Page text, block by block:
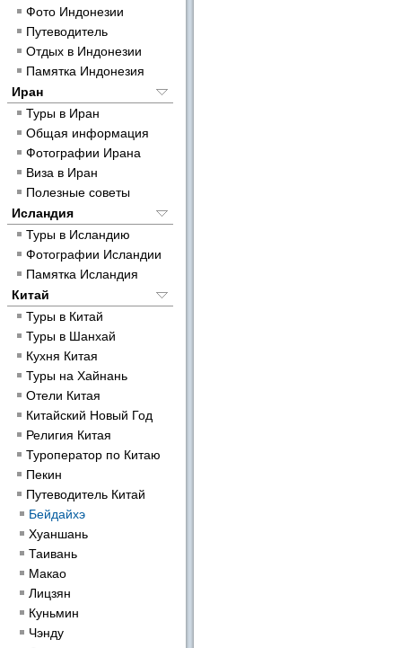
Фото Индонезии
Путеводитель
Отдых в Индонезии
Памятка Индонезия
Иран
Туры в Иран
Общая информация
Фотографии Ирана
Виза в Иран
Полезные советы
Исландия
Туры в Исландию
Фотографии Исландии
Памятка Исландия
Китай
Туры в Китай
Туры в Шанхай
Кухня Китая
Туры на Хайнань
Отели Китая
Китайский Новый Год
Религия Китая
Туроператор по Китаю
Пекин
Путеводитель Китай
Бейдайхэ
Хуаншань
Таивань
Макао
Лицзян
Куньмин
Чэнду